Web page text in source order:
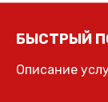
БЫСТРЫЙ
Описание